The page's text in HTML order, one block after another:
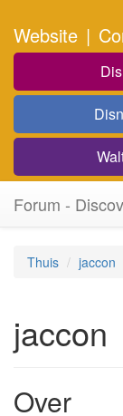
Website |
Forum -
Thuis jaccon
jaccon
Over